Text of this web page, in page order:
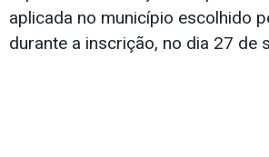
aplicada no município escolhido
durante a inscrição, no dia 27 de